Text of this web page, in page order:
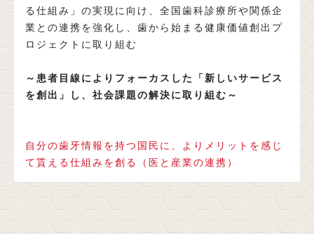
る仕組み」の実現に向け、全国歯科診療所や関係企
業との連携を強化し、歯から始まる健康価値創出プ
ロジェクトに取り組む
～患者目線によりフォーカスした「新しいサービス
を創出」し、社会課題の解決に取り組む～
自分の歯牙情報を持つ国民に、よりメリットを感じ
て貰える仕組みを創る（医と産業の連携）